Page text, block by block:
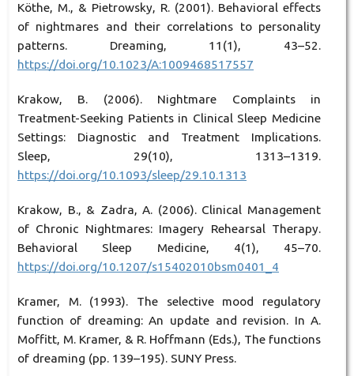
Köthe, M., & Pietrowsky, R. (2001). Behavioral effects
of nightmares and their correlations to personality
patterns. Dreaming, 11(1), 43–52.
https://doi.org/10.1023/A:1009468517557
Krakow, B. (2006). Nightmare Complaints in
Treatment-Seeking Patients in Clinical Sleep Medicine
Settings: Diagnostic and Treatment Implications.
Sleep, 29(10), 1313–1319.
https://doi.org/10.1093/sleep/29.10.1313
Krakow, B., & Zadra, A. (2006). Clinical Management
of Chronic Nightmares: Imagery Rehearsal Therapy.
Behavioral Sleep Medicine, 4(1), 45–70.
https://doi.org/10.1207/s15402010bsm0401_4
Kramer, M. (1993). The selective mood regulatory
function of dreaming: An update and revision. In A.
Moffitt, M. Kramer, & R. Hoffmann (Eds.), The functions
of dreaming (pp. 139–195). SUNY Press.